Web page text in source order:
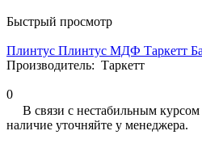
Быстрый просмотр
Плинтус Плинтус МДФ Таркетт
Производитель: Таркетт
0
В связи с нестабильным
наличие уточняйте у менеджера.